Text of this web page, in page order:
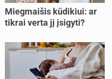
Miegmaišis kūdikiui: ar
tikrai verta jį įsigyti?